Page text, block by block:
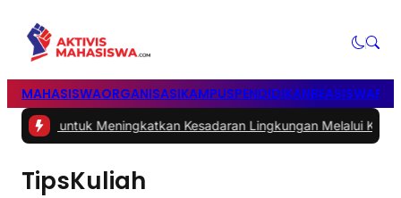
MAHASISWAORGANISASIKAMPUSPENDIDIKANBEASISWA
untuk Meningkatkan Kesadaran Lingkungan Melalui
TipsKuliah